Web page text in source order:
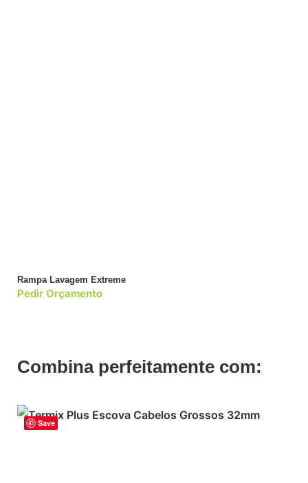
Rampa Lavagem Extreme
Pedir Orçamento
Combina perfeitamente com:
Save